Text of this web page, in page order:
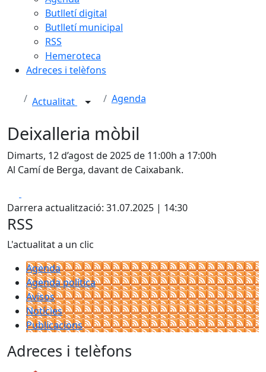
Butlletí digital
Butlletí municipal
RSS
Hemeroteca
Adreces i telèfons
Actualitat Agenda
Deixalleria mòbil
Dimarts, 12 d’agost de 2025 de 11:00h a 17:00h
Al Camí de Berga, davant de Caixabank.
Darrera actualització: 31.07.2025 | 14:30
RSS
L'actualitat a un clic
Agenda
Agenda política
Avisos
Notícies
Publicacions
Adreces i telèfons